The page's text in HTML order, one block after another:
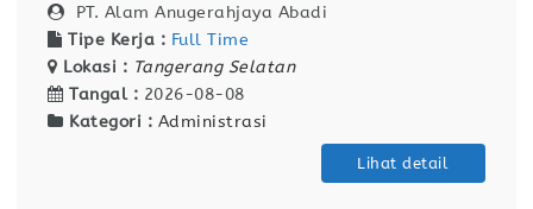
PT. Alam Anugerahjaya Abadi
Tipe Kerja : Full Time
Lokasi : Tangerang Selatan
Tangal : 2026-08-08
Kategori : Administrasi
Lihat detail